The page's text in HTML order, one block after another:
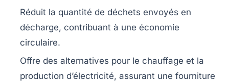
Réduit la quantité de déchets envoyés en
décharge, contribuant à une économie
circulaire.
Offre des alternatives pour le chauffage et la
production d’électricité, assurant une fourniture